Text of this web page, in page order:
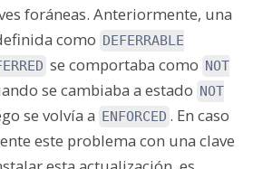
foráneas. Anteriormente, una
como DEFERRABLE
se comportaba como NOT
se cambiaba a estado NOT
se volvía a ENFORCED . En caso
este problema con una clave